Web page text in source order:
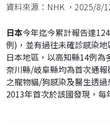
資料來源：NHK ，2025/8/
日本今年迄今累計報告達
例)，並有過往未確診感染
日本地區，以高知縣14例
奈川縣/岐阜縣均為首次通
之寵物貓/狗感染及醫生透
2013年首次於該國發現，每